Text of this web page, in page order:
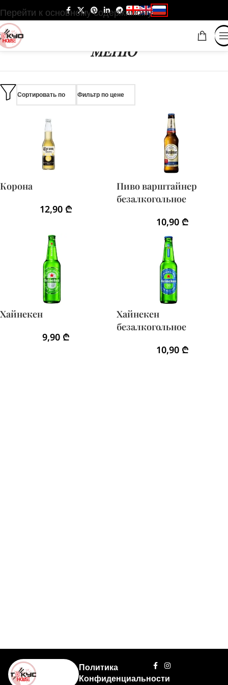
Перейти к основному содержимому
МЕНЮ
Сортировать по Фильтр по цене
Корона
12,90 ₾
Пиво варштайнер
безалкогольное
10,90 ₾
Хайнекен
9,90 ₾
Хайнекен
безалкогольное
10,90 ₾
Политика
Конфиденциальности